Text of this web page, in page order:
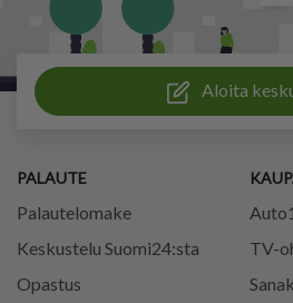
Aloita
PALAUTE
Palautelomake
Keskustelu Suomi24:sta
Opastus
TV-